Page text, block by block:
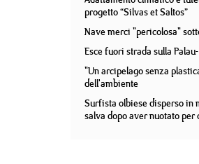
progetto “Silvas et Saltos”
Nave merci "pericolosa"
Esce fuori strada sulla
"Un arcipelago senza
dell'ambiente
Surfista olbiese disperso in
salva dopo aver nuotato per